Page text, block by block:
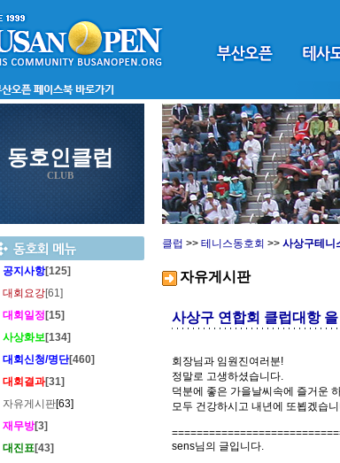
동호인클럽
CLUB
공지사항[125]
대회요강[61]
대회일정 [15]
사상화보[134]
대회신청/명단[460]
대회결과[31]
자유게시판[63]
재무방[3]
대진표[43]
클럽 >> 테니스동호회 >> 사상구테니
자유게시판
사상구 연합회 클럽대항 을
회장님과 임원진여러분!
정말로 고생하셨습니다.
덕분에 좋은 가을날씨속에 즐거운
모두 건강하시고 내년에 또뵙겠습
sens님의 글입니다.